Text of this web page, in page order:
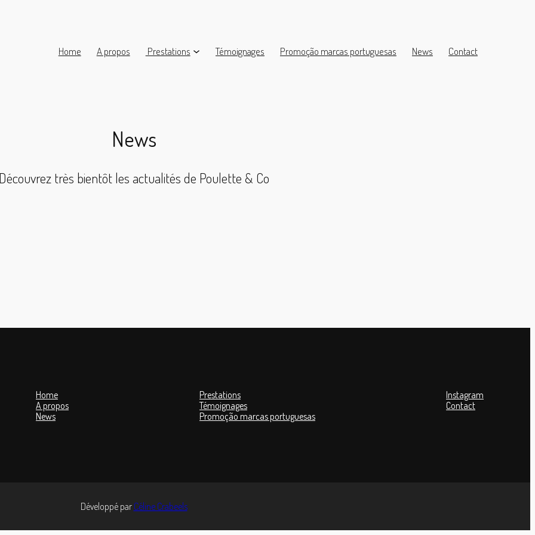
Home A propos Prestations Témoignages Promoção marcas portuguesas News Contact
News
Découvrez très bientôt les actualités de Poulette & Co
Home
A propos
News
Prestations
Témoignages
Promoção marcas portuguesas
Instagram
Contact
Développé par Céline Crabeels